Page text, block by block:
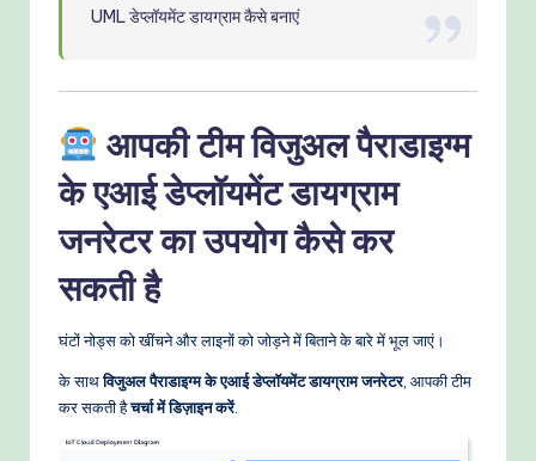
UML डेप्लॉयमेंट डायग्राम कैसे बनाएं
आपकी टीम विजुअल पैराडाइग्म
के एआई डेप्लॉयमेंट डायग्राम
जनरेटर का उपयोग कैसे कर
सकती है
घंटों नोड्स को खींचने और लाइनों को जोड़ने में बिताने के बारे में भूल जाएं।
के साथविजुअल पैराडाइग्म के एआई डेप्लॉयमेंट डायग्राम जनरेटर, आपकी टीम
कर सकती हैचर्चा में डिज़ाइन करें.